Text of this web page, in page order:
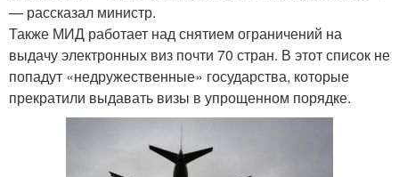
— рассказал министр.
Также МИД работает над снятием ограничений на
выдачу электронных виз почти 70 стран. В этот список не
попадут «недружественные» государства, которые
прекратили выдавать визы в упрощенном порядке.